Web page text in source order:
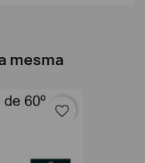
mesma
favorite_border